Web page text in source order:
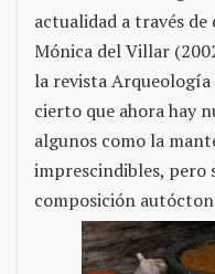
actualidad a través
Mónica del Villar
la revista Arqueología
cierto que ahora hay
algunos como la
imprescindibles,
composición